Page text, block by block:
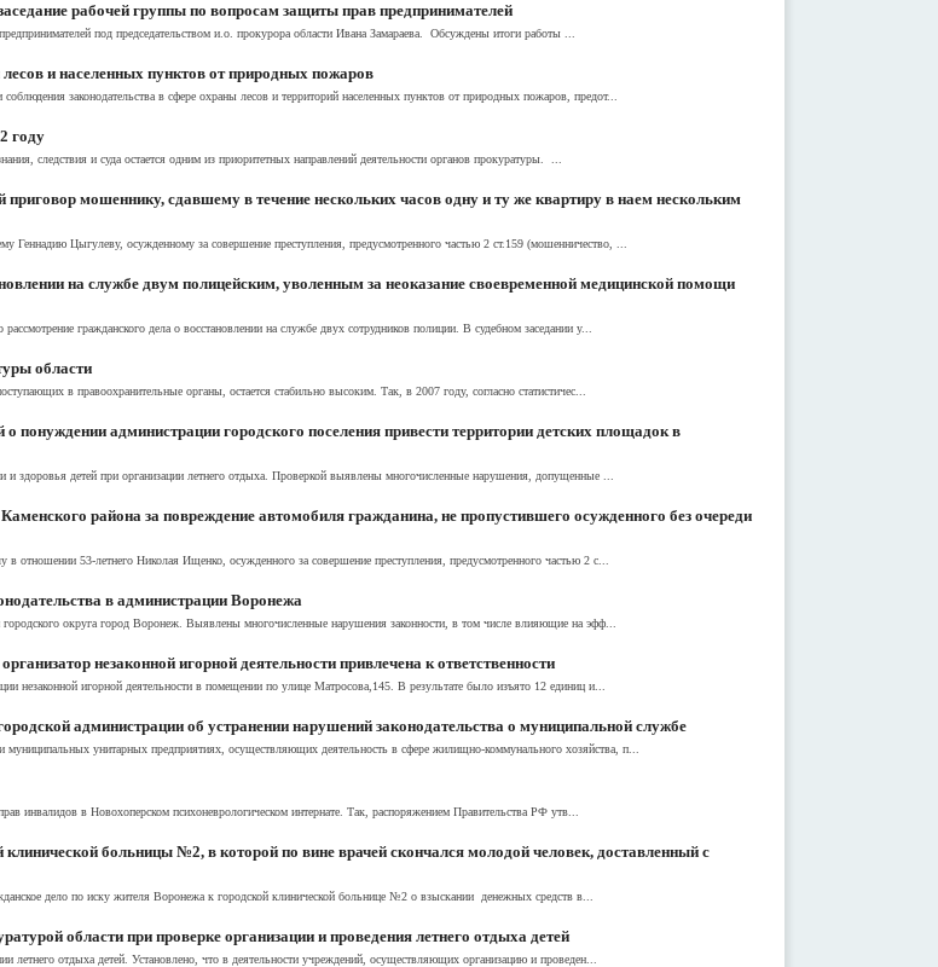
рабочей группы по вопросам защиты прав предпринимателей
под председательством и.о. прокурора области Ивана Замараева. Обсуждены итоги работы ...
и населенных пунктов от природных пожаров
законодательства в сфере охраны лесов и территорий населенных пунктов от природных пожаров, предот...
году
следствия и суда остается одним из приоритетных направлений деятельности органов прокуратуры. ...
мошеннику, сдавшему в течение нескольких часов одну и ту же квартиру в наем нескольким
Цыгулеву, осужденному за совершение преступления, предусмотренного частью 2 ст.159 (мошенничество, ...
на службе двум полицейским, уволенным за неоказание своевременной медицинской помощи
гражданского дела о восстановлении на службе двух сотрудников полиции. В судебном заседании у...
области
в правоохранительные органы, остается стабильно высоким. Так, в 2007 году, согласно статистичес...
администрации городского поселения привести территории детских площадок в
и здоровья детей при организации летнего отдыха. Проверкой выявлены многочисленные нарушения, допущенные ...
района за повреждение автомобиля гражданина, не пропустившего осужденного без очереди
отношении 53-летнего Николая Ищенко, осужденного за совершение преступления, предусмотренного частью 2 с...
в администрации Воронежа
городского округа город Воронеж. Выявлены многочисленные нарушения законности, в том числе влияющие на эфф...
незаконной игорной деятельности привлечена к ответственности
незаконной игорной деятельности в помещении по улице Матросова,145. В результате было изъято 12 единиц и...
администрации об устранении нарушений законодательства о муниципальной службе
унитарных предприятиях, осуществляющих деятельность в сфере жилищно-коммунального хозяйства, п...
инвалидов в Новохоперском психоневрологическом интернате. Так, распоряжением Правительства РФ утв...
больницы №2, в которой по вине врачей скончался молодой человек, доставленный с
дело по иску жителя Воронежа к городской клинической больнице №2 о взыскании денежных средств в...
области при проверке организации и проведения летнего отдыха детей
летнего отдыха детей. Установлено, что в деятельности учреждений, осуществляющих организацию и проведен...